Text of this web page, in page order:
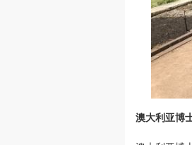
澳大利亚博